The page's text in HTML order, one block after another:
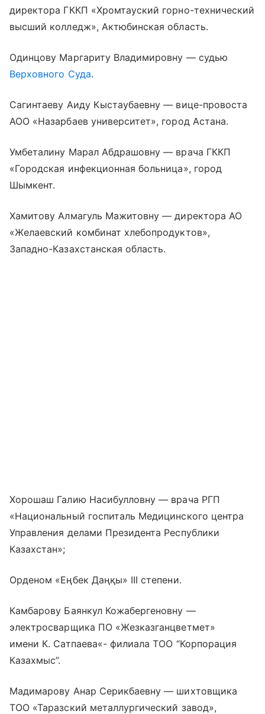
директора ГККП «Хромтауский горно-технический
высший колледж», Актюбинская область.
Одинцову Маргариту Владимировну — судью
Верховного Суда.
Сагинтаеву Аиду Кыстаубаевну — вице-провоста
АОО «Назарбаев университет», город Астана.
Умбеталину Марал Абдрашовну — врача ГККП
«Городская инфекционная больница», город
Шымкент.
Хамитову Алмагуль Мажитовну — директора АО
«Желаевский комбинат хлебопродуктов»,
Западно-Казахстанская область.
Хорошаш Галию Насибулловну — врача РГП
«Национальный госпиталь Медицинского центра
Управления делами Президента Республики
Казахстан»;
Орденом «Еңбек Даңқы» III степени.
Камбарову Баянкул Кожабергеновну —
электросварщика ПО «Жезказганцветмет»
имени К. Сатпаева«- филиала ТОО “Корпорация
Казахмыс”.
Мадимарову Анар Серикбаевну — шихтовщика
ТОО «Таразский металлургический завод»,